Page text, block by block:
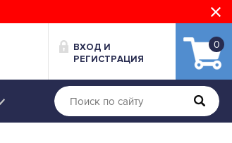
0
ВХОД И
РЕГИСТРАЦИЯ